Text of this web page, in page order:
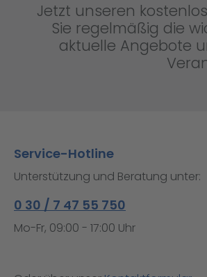
Jetzt unseren
Sie regelmäßig die
aktuelle Angebote
Service-Hotline
Unterstützung und Beratung unter:
0 30 / 7 47 55 750
Mo-Fr, 09:00 - 17:00 Uhr